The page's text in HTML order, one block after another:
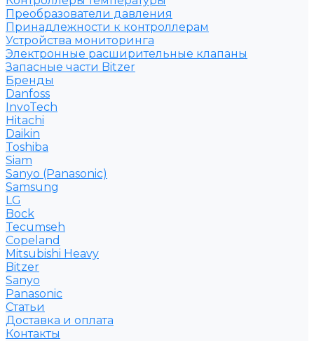
Преобразователи давления
Принадлежности к контроллерам
Устройства мониторинга
Электронные расширительные клапаны
Запасные части Bitzer
Бренды
Danfoss
InvoTech
Hitachi
Daikin
Toshiba
Siam
Sanyo (Panasonic)
Samsung
LG
Bock
Tecumseh
Copeland
Mitsubishi Heavy
Bitzer
Sanyo
Рanasonic
Статьи
Доставка и оплата
Контакты